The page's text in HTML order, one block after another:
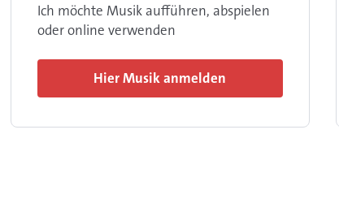
Ich möchte Musik aufführen, abspielen
oder online verwenden
Hier Musik anmelden